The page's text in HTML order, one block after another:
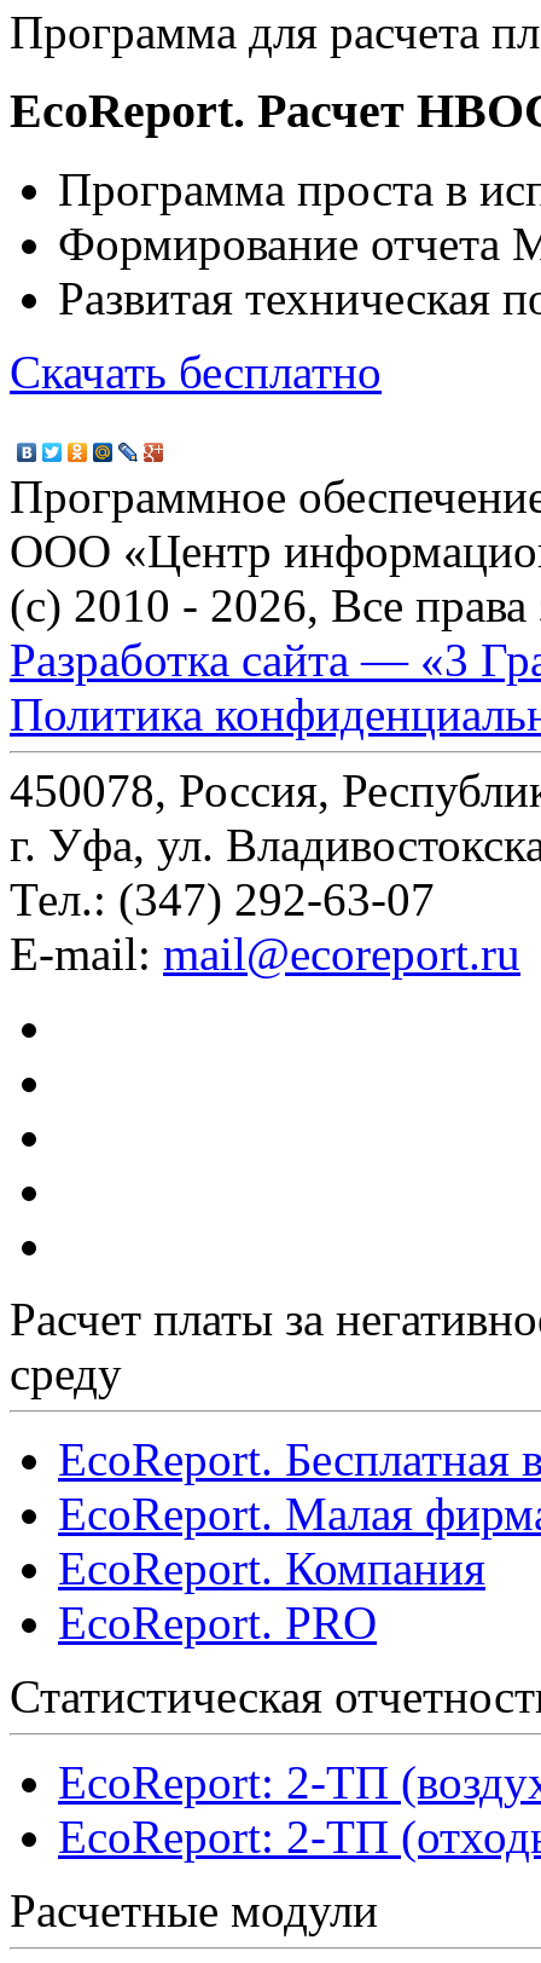
Программа для расчета
EcoReport. Расчет
Программа проста в
Формирование отчета
Развитая техническая
Скачать бесплатно
Программное
ООО «Центр
(c) 2010 - 2026, Все
Разработка сайта — «3
Политика
450078, Россия,
г. Уфа, ул.
Тел.: (347) 292-63-07
E-mail: mail@ecoreport.ru
Расчет платы за
среду
EcoReport. Бесплатная
EcoReport. Малая
EcoReport. Компания
EcoReport. PRO
Статистическая
EcoReport: 2-ТП
EcoReport: 2-ТП
Расчетные модули